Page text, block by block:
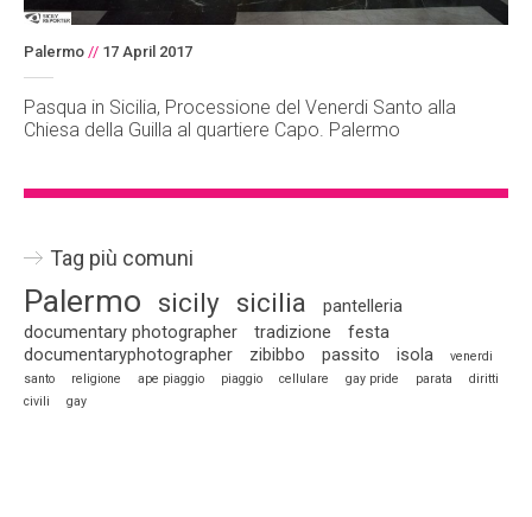
Palermo // 17 April 2017
Pasqua in Sicilia, Processione del Venerdi Santo alla
Chiesa della Guilla al quartiere Capo. Palermo
Tag più comuni
Palermo sicily sicilia
pantelleria
documentary photographer
tradizione
festa
documentaryphotographer
zibibbo passito isola
venerdi
santo
religione ape piaggio piaggio cellulare gay pride parata
diritti
civili
gay